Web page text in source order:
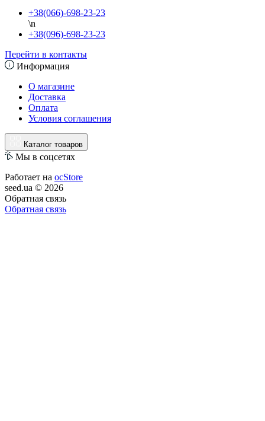
+38(066)-698-23-23
\n
+38(096)-698-23-23
Перейти в контакты
Информация
О магазине
Доставка
Оплата
Условия соглашения
Каталог товаров
Мы в соцсетях
Работает на ocStore
seed.ua © 2026
Обратная связь
Обратная связь